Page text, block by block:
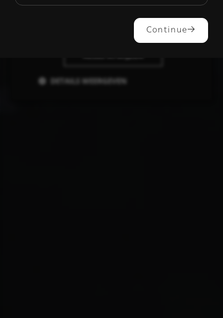
Continue
ALLES ACCEPTEREN
DETAILS WEERGEVEN